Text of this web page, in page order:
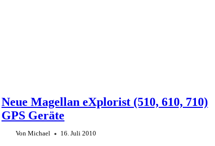
Neue Magellan eXplorist (510, 610, 710)
GPS Geräte
Von Michael 16. Juli 2010